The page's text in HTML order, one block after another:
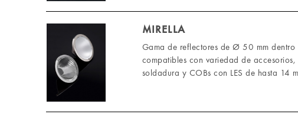
MIRELLA
Gama de reflectores de Ø 50 mm dentro
compatibles con variedad de
soldadura y COBs con LES de hasta 14